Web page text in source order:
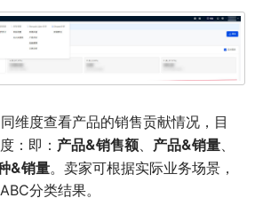
维度查看产品的销售贡献情况，目
：即： 产品&销售额、 产品&销量、
&销量。卖家可根据实际业务场景，
分类结果。